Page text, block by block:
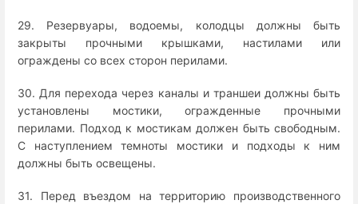
29. Резервуары, водоемы, колодцы должны быть
закрыты прочными крышками, настилами или
ограждены со всех сторон перилами.
30. Для перехода через каналы и траншеи должны быть
установлены мостики, огражденные прочными
перилами. Подход к мостикам должен быть свободным.
С наступлением темноты мостики и подходы к ним
должны быть освещены.
31. Перед въездом на территорию производственного